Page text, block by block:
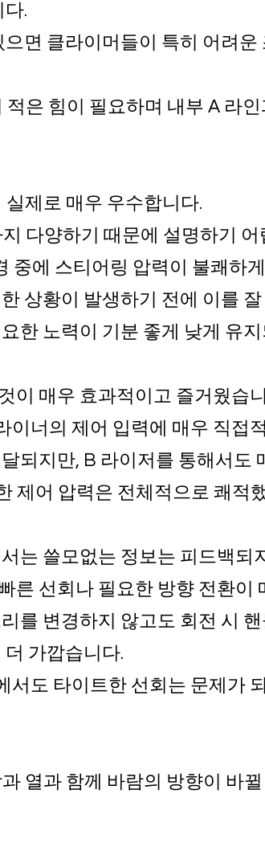
.
면 클라이머들이 특히 어려
은 힘이 필요하며 내부 A 라
제로 매우 우수합니다.
다양하기 때문에 설명하기 어
중에 스티어링 압력이 불쾌하
상황이 발생하기 전에 이를
한 노력이 기분 좋게 낮게 유
이 매우 효과적이고 즐거웠습
너의 제어 입력에 매우 직접
되지만, B 라이저를 통해서도
제어 압력은 전체적으로 쾌적
는 쓸모없는 정보는 피드백되
른 선회나 필요한 방향 전환이
를 변경하지 않고도 회전 시
가깝습니다.
도 타이트한 선회는 문제가
열과 함께 바람의 방향이 바